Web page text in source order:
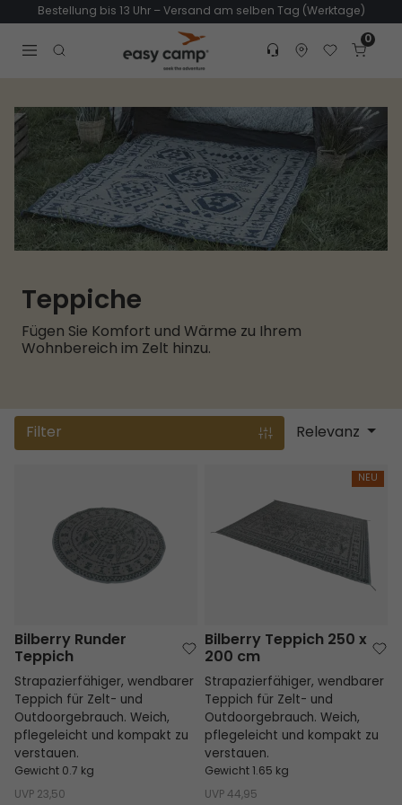
Bestellung bis 13 Uhr – Versand am selben Tag (Werktage)
Open search modal
Customer service
Find dealer
Favorites
Cart
0
Teppiche
Fügen Sie Komfort und Wärme zu Ihrem
Wohnbereich im Zelt hinzu.
Filter Relevanz
Bilberry Runder
Teppich
Strapazierfähiger, wendbarer
Teppich für Zelt- und
Outdoorgebrauch. Weich,
pflegeleicht und kompakt zu
verstauen.
Gewicht 0.7 kg
UVP 23,50
Bilberry Teppich 250 x 200 cm
NEU
Bilberry Teppich 250 x
200 cm
Strapazierfähiger, wendbarer
Teppich für Zelt- und
Outdoorgebrauch. Weich,
pflegeleicht und kompakt zu
verstauen.
Gewicht 1.65 kg
UVP44,95